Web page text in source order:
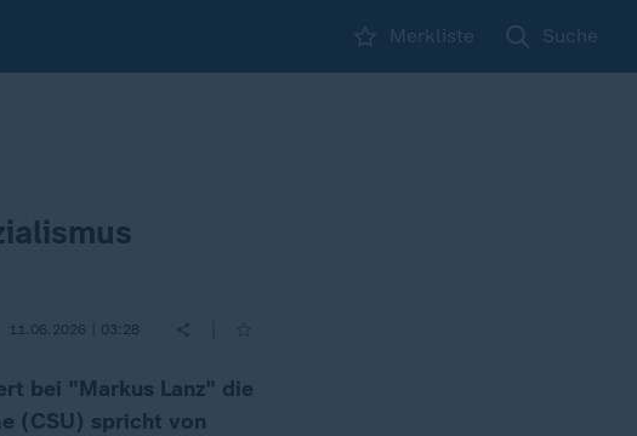
Merkliste Suche
11.06.2026 | 03:28
bei "Markus Lanz" die
(CSU) spricht von